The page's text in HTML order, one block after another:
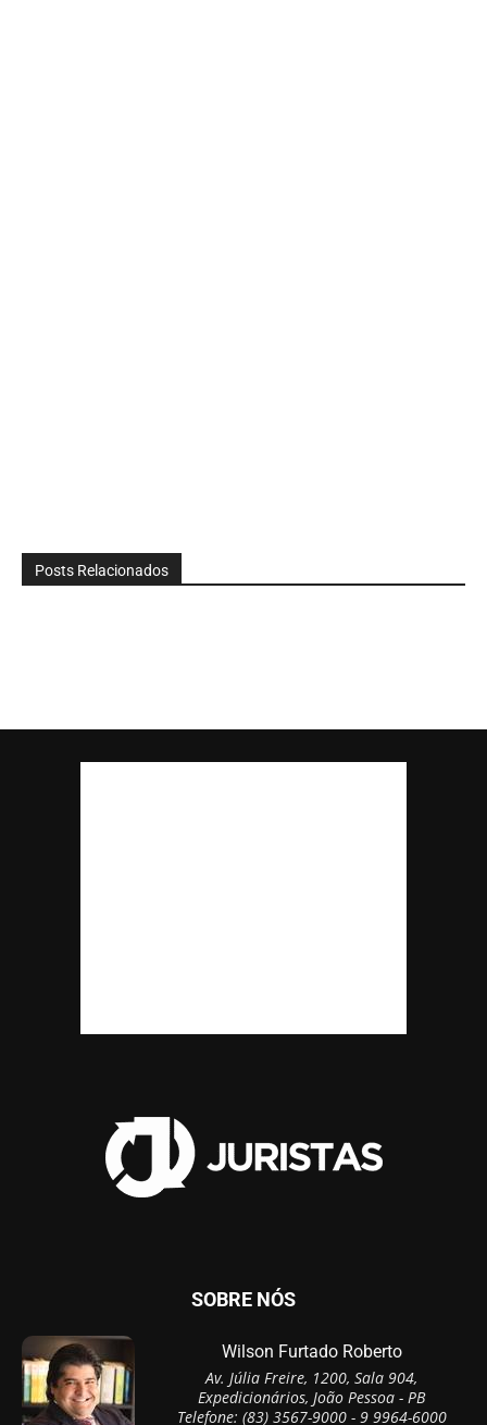
Posts Relacionados
SOBRE NÓS
Wilson Furtado Roberto
Av. Júlia Freire, 1200, Sala 904,
Expedicionários, João Pessoa - PB
Telefone: (83) 3567-9000 - 9 9964-6000